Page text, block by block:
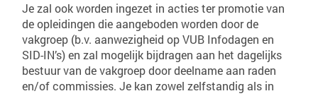
Je zal ook worden ingezet in acties ter promotie van
de opleidingen die aangeboden worden door de
vakgroep (b.v. aanwezigheid op VUB Infodagen en
SID-IN’s) en zal mogelijk bijdragen aan het dagelijks
bestuur van de vakgroep door deelname aan raden
en/of commissies. Je kan zowel zelfstandig als in